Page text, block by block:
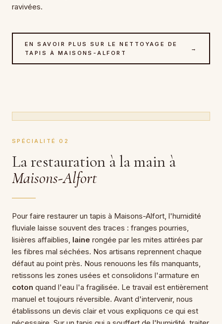
ravivées.
EN SAVOIR PLUS SUR LE NETTOYAGE DE
TAPIS À MAISONS-ALFORT
→
SPÉCIALITÉ 02
La restauration à la main à
Maisons-Alfort
Pour faire restaurer un tapis à Maisons-Alfort, l'humidité
fluviale laisse souvent des traces : franges pourries,
lisières affaiblies, laine rongée par les mites attirées par
les fibres mal séchées. Nos artisans reprennent chaque
défaut au point près. Nous renouons les fils manquants,
retissons les zones usées et consolidons l'armature en
coton quand l'eau l'a fragilisée. Le travail est entièrement
manuel et toujours réversible. Avant d'intervenir, nous
établissons un devis clair et vous expliquons ce qui est